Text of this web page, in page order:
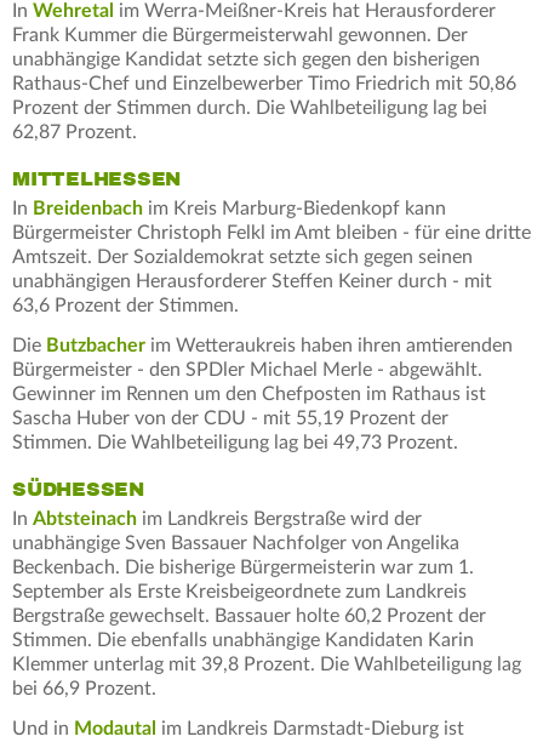
In Wehretal im Werra-Meißner-Kreis hat Herausforderer
Frank Kummer die Bürgermeisterwahl gewonnen. Der
unabhängige Kandidat setzte sich gegen den bisherigen
Rathaus-Chef und Einzelbewerber Timo Friedrich mit 50,86
Prozent der Stimmen durch. Die Wahlbeteiligung lag bei
62,87 Prozent.
MITTELHESSEN
In Breidenbach im Kreis Marburg-Biedenkopf kann
Bürgermeister Christoph Felkl im Amt bleiben - für eine dritte
Amtszeit. Der Sozialdemokrat setzte sich gegen seinen
unabhängigen Herausforderer Steffen Keiner durch - mit
63,6 Prozent der Stimmen.
Die Butzbacher im Wetteraukreis haben ihren amtierenden
Bürgermeister - den SPDler Michael Merle - abgewählt.
Gewinner im Rennen um den Chefposten im Rathaus ist
Sascha Huber von der CDU - mit 55,19 Prozent der
Stimmen. Die Wahlbeteiligung lag bei 49,73 Prozent.
SÜDHESSEN
In Abtsteinach im Landkreis Bergstraße wird der
unabhängige Sven Bassauer Nachfolger von Angelika
Beckenbach. Die bisherige Bürgermeisterin war zum 1.
September als Erste Kreisbeigeordnete zum Landkreis
Bergstraße gewechselt. Bassauer holte 60,2 Prozent der
Stimmen. Die ebenfalls unabhängige Kandidaten Karin
Klemmer unterlag mit 39,8 Prozent. Die Wahlbeteiligung lag
bei 66,9 Prozent.
Und in Modautal im Landkreis Darmstadt-Dieburg ist